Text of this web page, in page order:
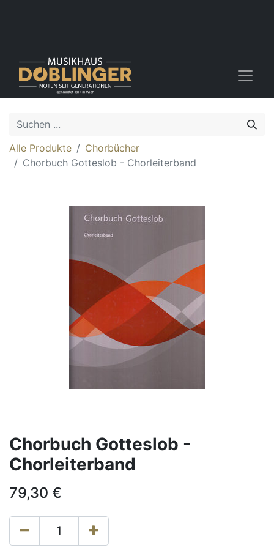
Alle Produkte
Chorbücher
Chorbuch Gotteslob - Chorleiterband
Chorbuch Gotteslob -
Chorleiterband
79,30 €